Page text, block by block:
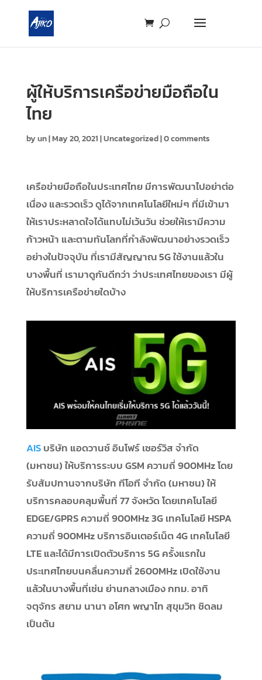
ผู้ให้บริการเครือข่ายมือถือใน
ไทย
byun|May 20, 2021|Uncategorized|0 comments
เครือข่ายมือถือในประเทศไทย มีการพัฒนาไปอย่าต่อ
เนื่อง และรวดเร็ว ดูได้จากเทคโนโลยีใหม่ๆ ที่มีเข้ามา
ให้เราประหลาดใจได้แทบไม่เว้นวัน ช่วยให้เรามีความ
ก้าวหน้า และตามทันโลกที่กำลังพัฒนาอย่างรวดเร็ว
อย่างในปัจจุบัน ที่เรามีสัญญาณ 5G ใช้งานแล้วใน
บางพื้นที่ เรามาดูกันดีกว่า ว่าประเทศไทยของเรา มีผู้
ให้บริการเครือข่ายใดบ้าง
AISบริษัท แอดวานซ์ อินโฟร์ เซอร์วิส จำกัด
(มหาชน) ให้บริการระบบ GSM ความถี่ 900MHz โดย
รับสัมปทานจากบริษัท ทีโอที จำกัด (มหาชน) ให้
บริการคลอบคลุมพื้นที่ 77 จังหวัด โดยเทคโนโลยี
EDGE/GPRS ความถี่ 900MHz 3G เทคโนโลยี HSPA
ความถี่ 900MHz บริการอินเตอร์เน็ต 4G เทคโนโลยี
LTE และได้มีการเปิดตัวบริการ 5G ครั้งแรกใน
ประเทศไทยบนคลื่นความถี่ 2600MHz เปิดใช้งาน
แล้วในบางพื้นที่เช่น ย่านกลางเมือง กทม. อาทิ
จตุจักร สยาม นานา อโศก พญาไท สุขุมวิท ชิดลม
เป็นต้น